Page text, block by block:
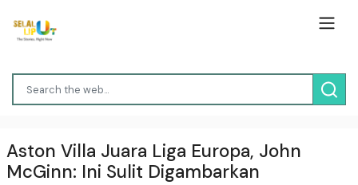
Aston Villa Juara Liga Europa, John
McGinn: Ini Sulit Digambarkan